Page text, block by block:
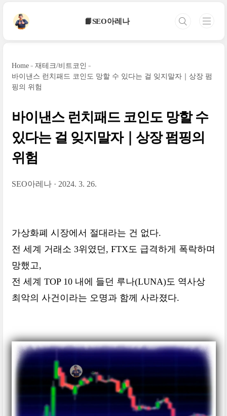
📙SEO아레나
Home
재테크/비트코인
바이낸스 런치패드 코인도 망할 수 있다는 걸 잊지말자｜상장 펌
핑의 위험
바이낸스 런치패드 코인도 망할 수
있다는 걸 잊지말자｜상장 펌핑의
위험
SEO아레나 2024. 3. 26.
가상화폐 시장에서 절대라는 건 없다.
전 세계 거래소 3위였던, FTX도 급격하게 폭락하며
망했고,
전 세계 TOP 10 내에 들던 루나(LUNA)도 역사상
최악의 사건이라는 오명과 함께 사라졌다.